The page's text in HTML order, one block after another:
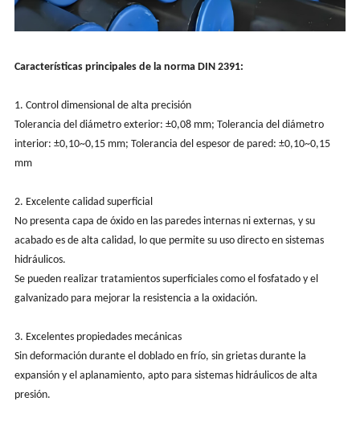
Características principales de la norma DIN 2391:
1. Control dimensional de alta precisión
Tolerancia del diámetro exterior: ±0,08 mm; Tolerancia del diámetro
interior: ±0,10~0,15 mm; Tolerancia del espesor de pared: ±0,10~0,15
mm
2. Excelente calidad superficial
No presenta capa de óxido en las paredes internas ni externas, y su
acabado es de alta calidad, lo que permite su uso directo en sistemas
hidráulicos.
Se pueden realizar tratamientos superficiales como el fosfatado y el
galvanizado para mejorar la resistencia a la oxidación.
3. Excelentes propiedades mecánicas
Sin deformación durante el doblado en frío, sin grietas durante la
expansión y el aplanamiento, apto para sistemas hidráulicos de alta
presión.